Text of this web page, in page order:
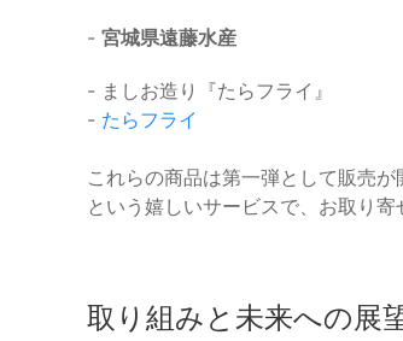
- 宮城県遠藤水産
- ましお造り『たらフライ』
- たらフライ
これらの商品は第一弾として販売
という嬉しいサービスで、お取り寄
取り組みと未来への展